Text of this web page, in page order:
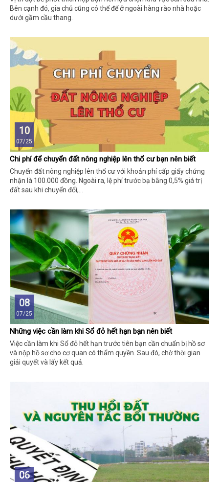
Bên cạnh đó, gia chủ cũng có thể để ở ngoài hàng rào nhà hoặc
dưới gầm cầu thang.
10
07/25
Chi phí để chuyển đất nông nghiệp lên thổ cư bạn nên biết
Chuyển đất nông nghiệp lên thổ cư với khoản phí cấp giấy chứng
nhận là 100.000 đồng. Ngoài ra, lệ phí trước bạ bằng 0,5% giá trị
đất sau khi chuyển đổi,...
08
07/25
Những việc cần làm khi Sổ đỏ hết hạn bạn nên biết
Việc cần làm khi Sổ đỏ hết hạn trước tiên bạn cần chuẩn bị hồ sơ
và nộp hồ sơ cho cơ quan có thẩm quyền. Sau đó, chờ thời gian
giải quyết và lấy kết quả.
06